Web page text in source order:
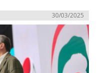
30/03/2025